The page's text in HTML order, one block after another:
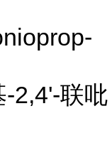
2,4'-联吡